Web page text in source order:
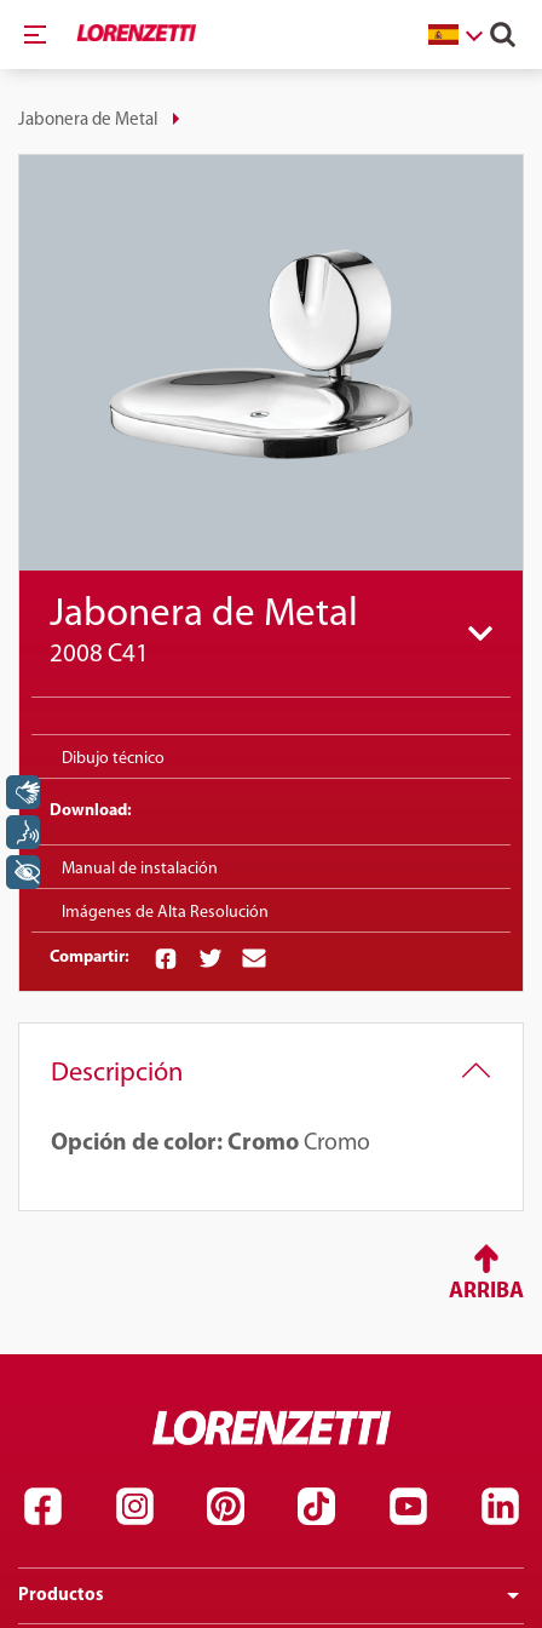
Jabonera de Metal
Jabonera de Metal
2008 C41
Dibujo técnico
Download:
Manual de instalación
Imágenes de Alta Resolución
Compartir:
Descripción
Opción de color: Cromo Cromo
ARRIBA
Productos
+ Acessibilidade